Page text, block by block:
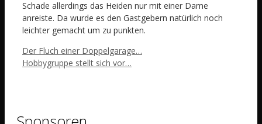
Schade allerdings das Heiden nur mit einer Dame
anreiste. Da wurde es den Gastgebern natürlich noch
leichter gemacht um zu punkten.
Der Fluch einer Doppelgarage…
Hobbygruppe stellt sich vor…